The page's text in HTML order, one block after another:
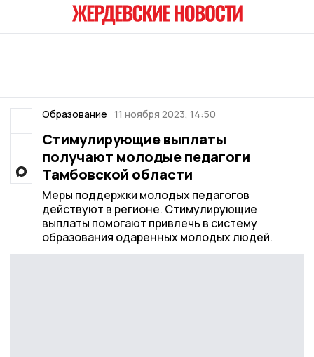
Образование 11 ноября 2023, 14:50
Стимулирующие выплаты
получают молодые педагоги
Тамбовской области
Меры поддержки молодых педагогов
действуют в регионе. Стимулирующие
выплаты помогают привлечь в систему
образования одаренных молодых людей.